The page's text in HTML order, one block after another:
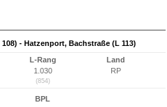
- Hatzenport, Bachstraße (L 113)
L-Rang
1.030
(854)
Land
RP
BPL